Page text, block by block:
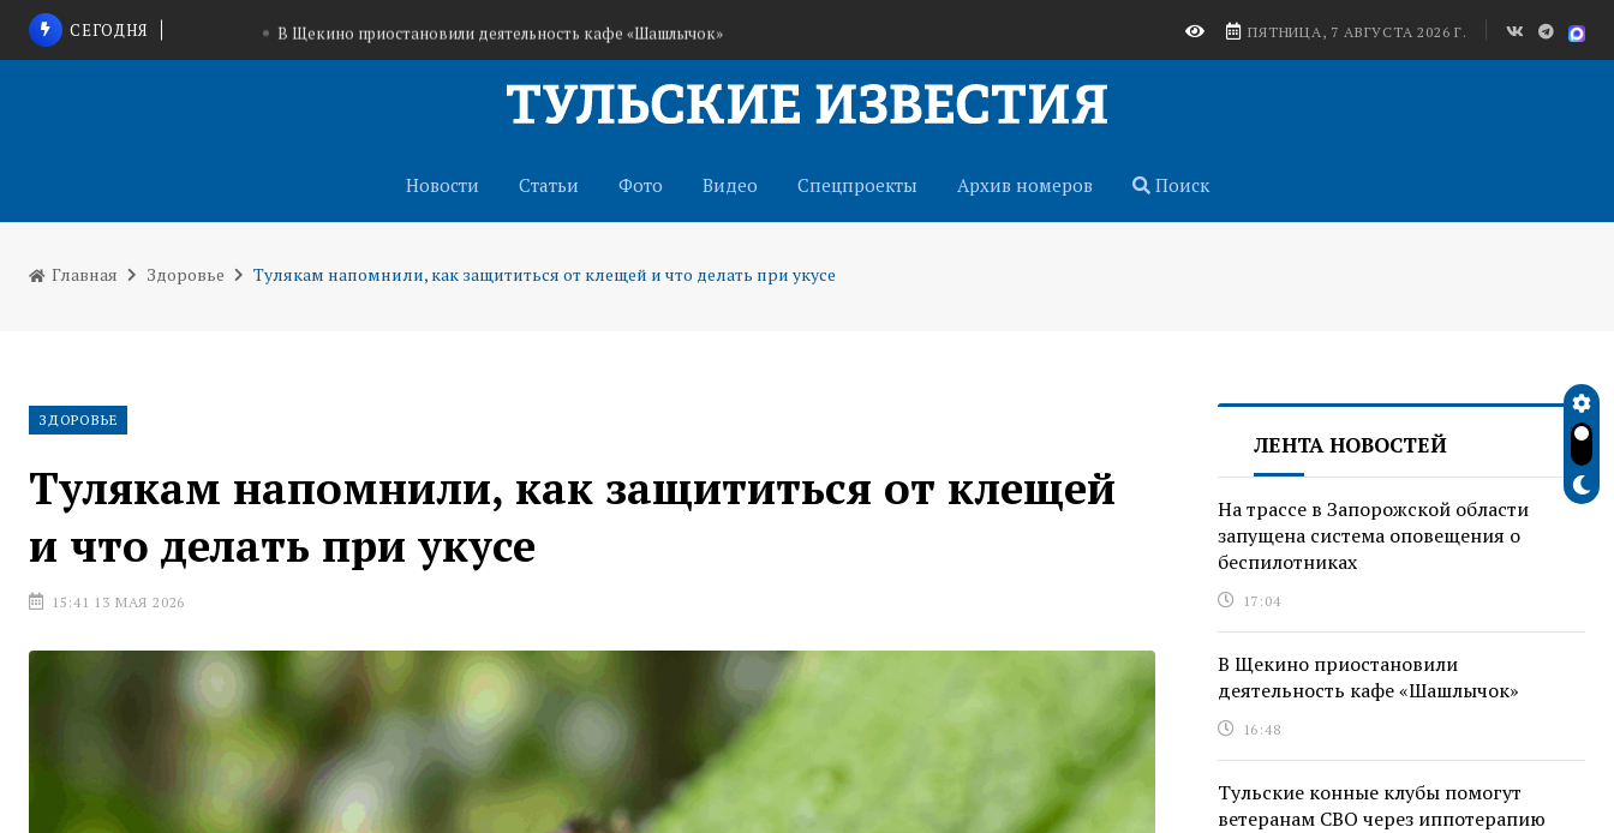
СЕГОДНЯ В Щекино приостановили деятельность кафе «Шашлычок»
На трассе в Запорожской области запущена система оповещения о беспилотниках
ПЯТНИЦА, 7 АВГУСТА 2026 Г.
Новости Статьи Фото Видео Спецпроекты Архив номеров Поиск
Главная Здоровье Тулякам напомнили, как защититься от клещей и что делать при укусе
ЗДОРОВЬЕ
Тулякам напомнили, как защититься от клещей
и что делать при укусе
15:41 13 МАЯ 2026
ЛЕНТА НОВОСТЕЙ
На трассе в Запорожской области
запущена система оповещения о
беспилотниках
17:04
В Щекино приостановили
деятельность кафе «Шашлычок»
16:48
Тульские конные клубы помогут
ветеранам СВО через иппотерапию